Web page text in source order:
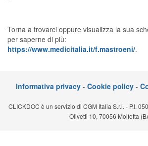
Prenotazioni online
Planner e rubrica in cloud
Teleconsulto
Torna a trovarci oppure visualizza la sua
per saperne di più:
https://www.medicitalia.it/f.mastroeni/.
Informativa privacy - Cookie policy -
CLICKDOC è un servizio di CGM Italia S.r.l. - P.I.
Olivetti 10, 70056 Molfetta